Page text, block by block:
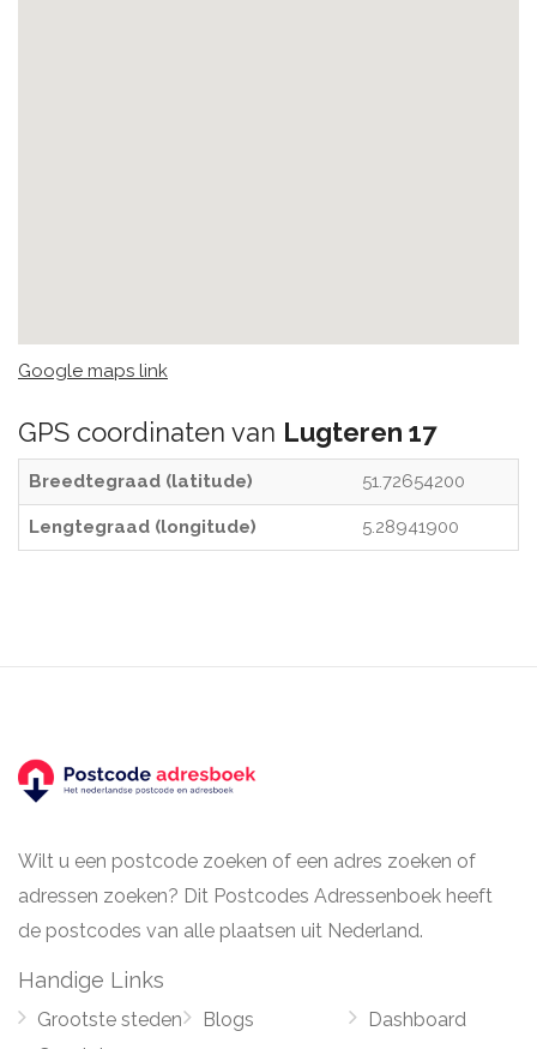
Google maps link
GPS coordinaten van Lugteren 17
Breedtegraad (latitude) 51.72654200
Lengtegraad (longitude) 5.28941900
Wilt u een postcode zoeken of een adres zoeken of
adressen zoeken? Dit Postcodes Adressenboek heeft
de postcodes van alle plaatsen uit Nederland.
Handige Links
Grootste steden
Blogs
Dashboard